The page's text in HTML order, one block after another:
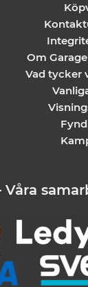
Om
Vad tycker